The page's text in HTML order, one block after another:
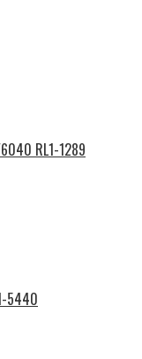
RL1-1289
5440